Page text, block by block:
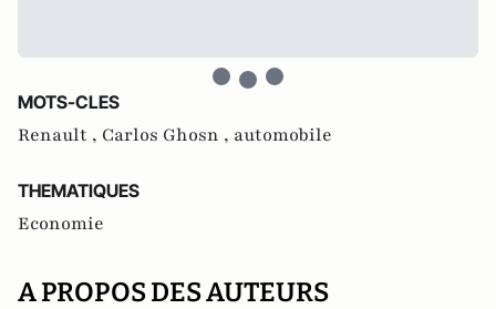
MOTS-CLES
Renault , Carlos Ghosn , automobile
THEMATIQUES
Economie
A PROPOS DES AUTEURS